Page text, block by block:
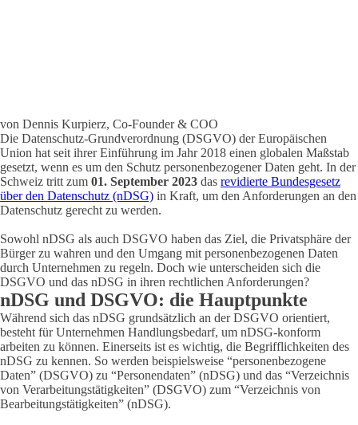
von Dennis Kurpierz, Co-Founder & COO
Die Datenschutz-Grundverordnung (DSGVO) der Europäischen
Union hat seit ihrer Einführung im Jahr 2018 einen globalen Maßstab
gesetzt, wenn es um den Schutz personenbezogener Daten geht. In der
Schweiz tritt zum 01. September 2023 das revidierte Bundesgesetz
über den Datenschutz (nDSG) in Kraft, um den Anforderungen an den
Datenschutz gerecht zu werden.
Sowohl nDSG als auch DSGVO haben das Ziel, die Privatsphäre der
Bürger zu wahren und den Umgang mit personenbezogenen Daten
durch Unternehmen zu regeln. Doch wie unterscheiden sich die
DSGVO und das nDSG in ihren rechtlichen Anforderungen?
nDSG und DSGVO: die Hauptpunkte
Während sich das nDSG grundsätzlich an der DSGVO orientiert,
besteht für Unternehmen Handlungsbedarf, um nDSG-konform
arbeiten zu können. Einerseits ist es wichtig, die Begrifflichkeiten des
nDSG zu kennen. So werden beispielsweise “personenbezogene
Daten” (DSGVO) zu “Personendaten” (nDSG) und das “Verzeichnis
von Verarbeitungstätigkeiten” (DSGVO) zum “Verzeichnis von
Bearbeitungstätigkeiten” (nDSG).